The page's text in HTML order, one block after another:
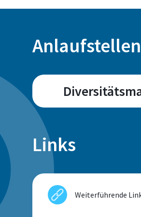
Anlaufstellen
Links
Weiterführende